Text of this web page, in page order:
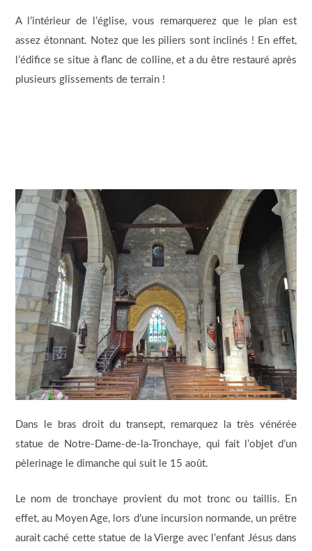
A l’intérieur de l’église, vous remarquerez que le plan est
assez étonnant. Notez que les piliers sont inclinés ! En effet,
l’édifice se situe à flanc de colline, et a du être restauré après
plusieurs glissements de terrain !
Dans le bras droit du transept, remarquez la très vénérée
statue de Notre-Dame-de-la-Tronchaye, qui fait l’objet d’un
pèlerinage le dimanche qui suit le 15 août.
Le nom de tronchaye provient du mot tronc ou taillis. En
effet, au Moyen Age, lors d’une incursion normande, un prêtre
aurait caché cette statue de la Vierge avec l’enfant Jésus dans